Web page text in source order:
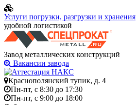
Услуги погрузки, разгрузки и хранения
удобной логистикой
Завод металлических конструкций
Вакансии завода
Краснополянский тупик, д. 4
Пн-пт, с 8:30 до 17:30
Пн-пт, с 9:00 до 18:00